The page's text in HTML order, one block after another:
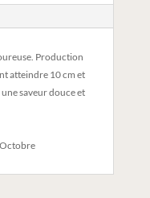
Production
atteindre 10 cm et
saveur douce et